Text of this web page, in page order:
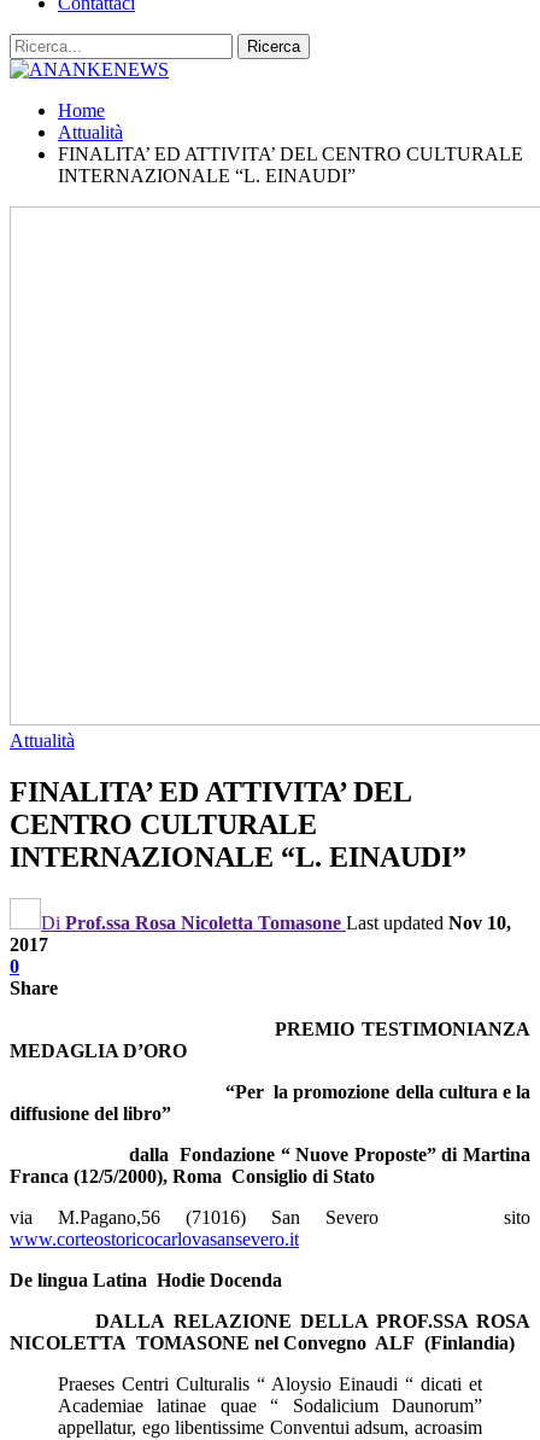
Home
Attualità
FINALITA’ ED ATTIVITA’ DEL CENTRO CULTURALE
INTERNAZIONALE “L. EINAUDI”
Attualità
FINALITA’ ED ATTIVITA’ DEL
CENTRO CULTURALE
INTERNAZIONALE “L. EINAUDI”
Di Prof.ssa Rosa Nicoletta Tomasone Last updated Nov 10,
2017
0
Share
PREMIO TESTIMONIANZA
MEDAGLIA D’ORO
“Per la promozione della cultura e la
diffusione del libro”
dalla Fondazione “ Nuove Proposte” di Martina
Franca (12/5/2000), Roma Consiglio di Stato
via M.Pagano,56 (71016) San Severo sito
www.corteostoricocarlovasansevero.it
De lingua Latina Hodie Docenda
DALLA RELAZIONE DELLA PROF.SSA ROSA
NICOLETTA TOMASONE nel Convegno ALF (Finlandia)
Praeses Centri Culturalis “ Aloysio Einaudi “ dicati et
Academiae latinae quae “ Sodalicium Daunorum”
appellatur, ego libentissime Conventui adsum, acroasim